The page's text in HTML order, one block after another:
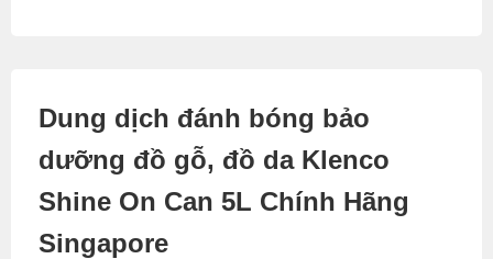
Dung dịch đánh bóng bảo
dưỡng đồ gỗ, đồ da Klenco
Shine On Can 5L Chính Hãng
Singapore